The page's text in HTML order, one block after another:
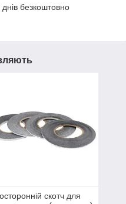
безкоштовно
скотч для